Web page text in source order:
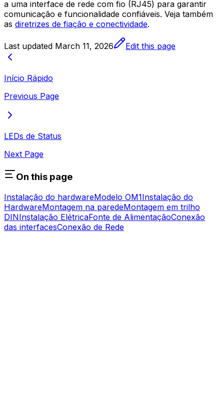
a uma interface de rede com fio (RJ45) para garantir
comunicação e funcionalidade confiáveis. Veja também
as diretrizes de fiação e conectividade.
Last updated March 11, 2026 Edit this page
Início Rápido
Previous Page
LEDs de Status
Next Page
On this page
Instalação do hardwareModelo OM1Instalação do
HardwareMontagem na paredeMontagem em trilho
DINInstalação ElétricaFonte de AlimentaçãoConexão
das interfacesConexão de Rede